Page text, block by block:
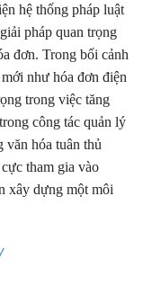
hệ thống pháp luật
pháp quan trọng
đơn. Trong bối cảnh
như hóa đơn điện
trong việc tăng
công tác quản lý
văn hóa tuân thủ
tham gia vào
xây dựng một môi